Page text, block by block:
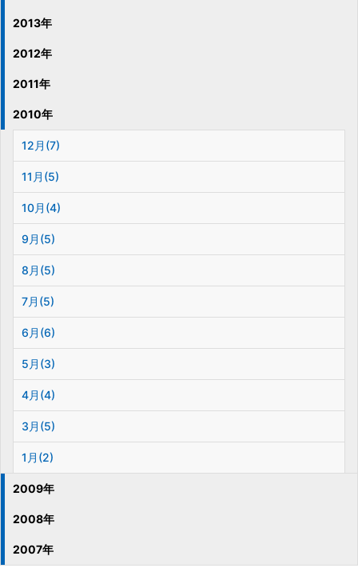
2013年
2012年
2011年
2010年
12月(7)
11月(5)
10月(4)
9月(5)
8月(5)
7月(5)
6月(6)
5月(3)
4月(4)
3月(5)
1月(2)
2009年
2008年
2007年